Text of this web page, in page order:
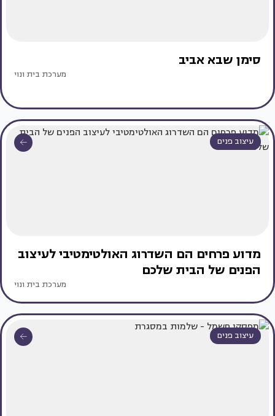
סימן שבא אביב
מערכת בית ונוי
עיצוב פנים
מדוע פרחים הם השדרוג האולטימטיבי לעיצוב
הפנים של הבית שלכם
מערכת בית ונוי
עיצוב פנים